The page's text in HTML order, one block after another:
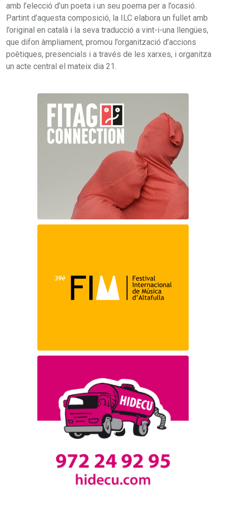
amb l’elecció d’un poeta i un seu poema per a l’ocasió.
Partint d’aquesta composició, la ILC elabora un fullet amb
l’original en català i la seva traducció a vint-i-una llengües,
que difon àmpliament, promou l’organització d’accions
poètiques, presencials i a través de les xarxes, i organitza
un acte central el mateix dia 21.